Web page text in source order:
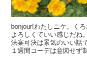
bonjour!わたしニケ。く
よろしくていい感じだね
法案可決は景気のいい話
１週間コーデは意図せず